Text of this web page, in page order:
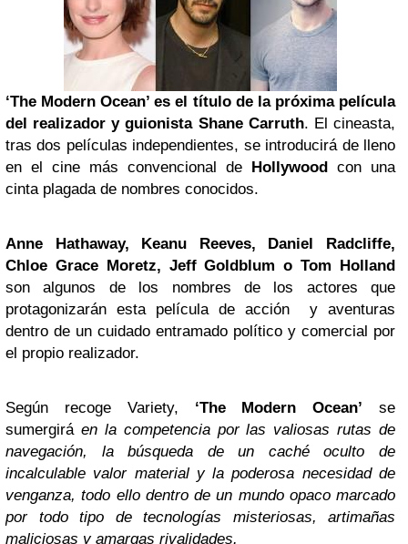
‘The Modern Ocean’ es el título de la próxima película
del realizador y guionista Shane Carruth. El cineasta,
tras dos películas independientes, se introducirá de lleno
en el cine más convencional de Hollywood con una
cinta plagada de nombres conocidos.
Anne Hathaway, Keanu Reeves, Daniel Radcliffe,
Chloe Grace Moretz, Jeff Goldblum o Tom Holland
son algunos de los nombres de los actores que
protagonizarán esta película de acción y aventuras
dentro de un cuidado entramado político y comercial por
el propio realizador.
Según recoge Variety, ‘The Modern Ocean’ se
sumergirá en la competencia por las valiosas rutas de
navegación, la búsqueda de un caché oculto de
incalculable valor material y la poderosa necesidad de
venganza, todo ello dentro de un mundo opaco marcado
por todo tipo de tecnologías misteriosas, artimañas
maliciosas y amargas rivalidades.